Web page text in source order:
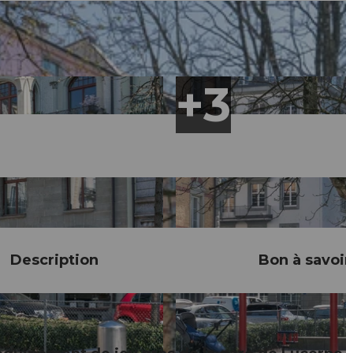
Description Bon à